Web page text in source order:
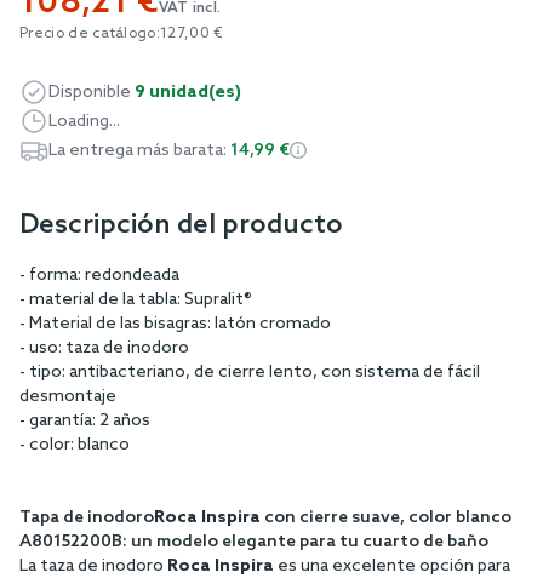
gallery
VAT incl.
Precio de catálogo:127,00 €
Disponible 9 unidad(es)
Loading...
La entrega más barata: 14,99 €
Descripción del producto
- forma: redondeada
- material de la tabla: Supralit®
- Material de las bisagras: latón cromado
- uso: taza de inodoro
- tipo: antibacteriano, de cierre lento, con sistema de fácil
desmontaje
- garantía: 2 años
- color: blanco
Tapa de inodoroRoca Inspira con cierre suave, color blanco
A80152200B: un modelo elegante para tu cuarto de baño
La taza de inodoro Roca Inspira es una excelente opción para